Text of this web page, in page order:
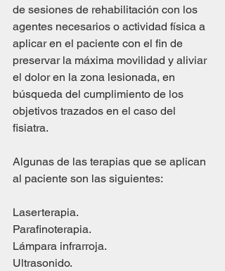
de sesiones de rehabilitación con los
agentes necesarios o actividad física a
aplicar en el paciente con el fin de
preservar la máxima movilidad y aliviar
el dolor en la zona lesionada, en
búsqueda del cumplimiento de los
objetivos trazados en el caso del
fisiatra.
Algunas de las terapias que se aplican
al paciente son las siguientes:
Laserterapia.
Parafinoterapia.
Lámpara infrarroja.
Ultrasonido.